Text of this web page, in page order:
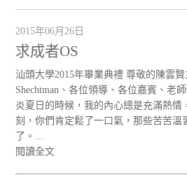
2015年06月26日
求成者OS
汕頭大學2015年畢業典禮 尊敬的陳雲賢
Shechtman、各位領導、各位嘉賓、老
炎夏日的時候，我的內心總是充滿熱情
刻，你們肯定鬆了一口氣，那些苦苦溫
了。...
閱讀全文